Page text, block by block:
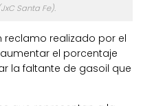
Santa Fe).
realizado por el
el porcentaje
la faltante de gasoil que